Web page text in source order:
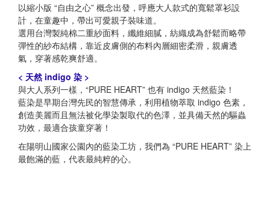
以縮小版 “自由之心” 概念出發，呼應大人款式的寬鬆罩衫設
計，在童趣中，帶出可愛親子裝味道。
選用台灣製純棉二重紗面料，纖維細膩，紡織成為舒鬆而略帶
彈性的紗布結構，靠近皮膚側的布料內層細密柔滑，親膚透
氣，穿著感乾爽舒適。
< 天然 indigo 染 >
與大人系列一樣，“PURE HEART” 也有 indigo 天然藍染！
藍染是早期台灣先民的智慧傳承，利用植物萃取 indigo 色素，
創造美麗而且無法被化學染製取代的色澤，並具備天然的驅蟲
功效，最適合孩童穿著！
在陽明山國家公園內的藍染工坊，我們為 “PURE HEART” 染上
最飽滿的藍，代表最純粹的心。